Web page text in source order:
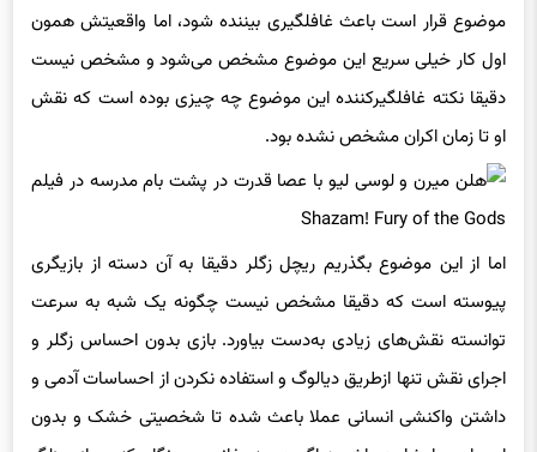
موضوع قرار است باعث غافلگیری بیننده شود، اما واقعیتش همون
اول کار خیلی سریع این موضوع مشخص می‌شود و مشخص نیست
دقیقا نکته غافلگیرکننده‌ این موضوع چه چیزی بوده است که نقش
او تا زمان اکران مشخص نشده بود.
اما از این موضوع بگذریم ریچل زگلر دقیقا به آن دسته از بازیگری
پیوسته است که دقیقا مشخص نیست چگونه یک شبه به سرعت
توانسته نقش‌های زیادی به‌دست بیاورد. بازی بدون احساس زگلر و
اجرای نقش تنها ازطریق دیالوگ و استفاده نکردن از احساسات آدمی و
داشتن واکنشی انسانی عملا باعث شده تا شخصیتی خشک و بدون